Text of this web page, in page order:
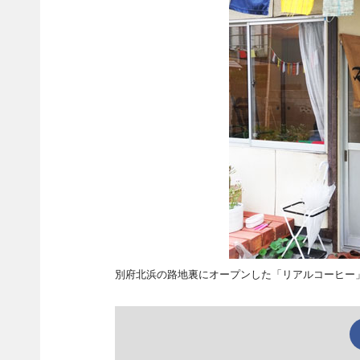
別府北浜の路地裏にオープンした「リアルコーヒー